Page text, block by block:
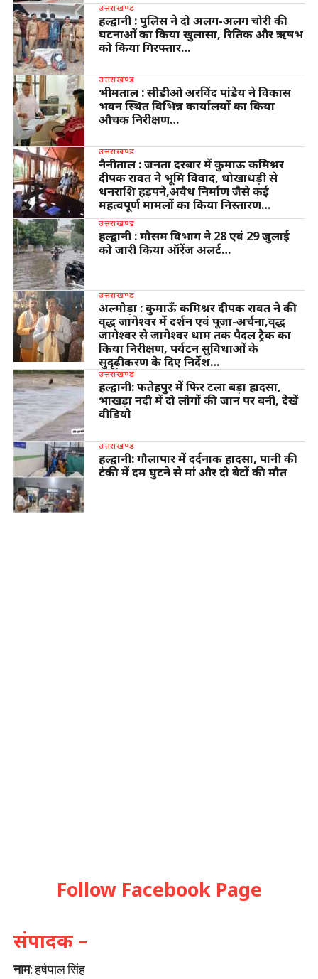
उत्तराखण्ड
हल्द्वानी : पुलिस ने दो अलग-अलग चोरी की
घटनाओं का किया खुलासा, रितिक और ऋषभ
को किया गिरफ्तार…
उत्तराखण्ड
भीमताल : सीडीओ अरविंद पांडेय ने विकास
भवन स्थित विभिन्न कार्यालयों का किया
औचक निरीक्षण…
उत्तराखण्ड
नैनीताल : जनता दरबार में कुमाऊ कमिश्नर
दीपक रावत ने भूमि विवाद, धोखाधड़ी से
धनराशि हड़पने,अवैध निर्माण जैसे कई
महत्वपूर्ण मामलों का किया निस्तारण…
उत्तराखण्ड
हल्द्वानी : मौसम विभाग ने 28 एवं 29 जुलाई
को जारी किया ऑरेंज अलर्ट…
उत्तराखण्ड
अल्मोड़ा : कुमाऊँ कमिश्नर दीपक रावत ने की
वृद्ध जागेश्वर में दर्शन एवं पूजा-अर्चना,वृद्ध
जागेश्वर से जागेश्वर धाम तक पैदल ट्रैक का
किया निरीक्षण, पर्यटन सुविधाओं के
सुदृढ़ीकरण के दिए निर्देश…
उत्तराखण्ड
हल्द्वानी: फतेहपुर में फिर टला बड़ा हादसा,
भाखड़ा नदी में दो लोगों की जान पर बनी, देखें
वीडियो
उत्तराखण्ड
हल्द्वानी: गौलापार में दर्दनाक हादसा, पानी की
टंकी में दम घुटने से मां और दो बेटों की मौत
Follow Facebook Page
संपादक –
नाम:हर्षपाल सिंह